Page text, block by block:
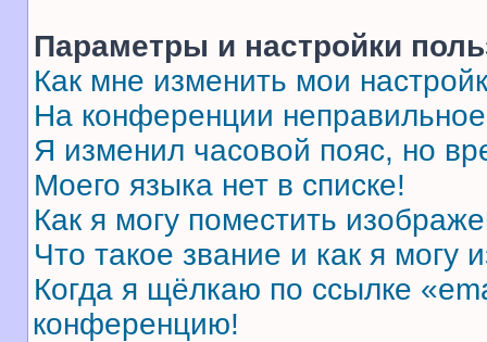
Параметры и настройки
Как мне изменить мои
На конференции
Я изменил часовой пояс, но
Моего языка нет в списке!
Как я могу поместить
Что такое звание и как я могу
Когда я щёлкаю по ссылке
конференцию!